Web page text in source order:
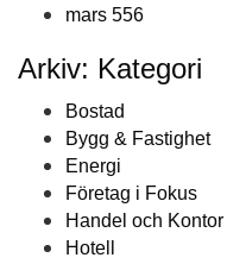
mars 556
Arkiv: Kategori
Bostad
Bygg & Fastighet
Energi
Företag i Fokus
Handel och Kontor
Hotell